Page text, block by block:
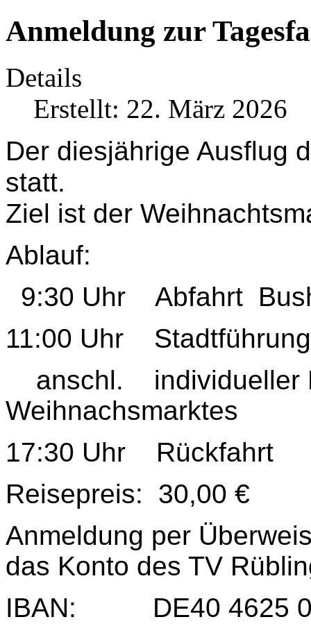
Anmeldung zur
Details
Erstellt: 22. März 2026
Der diesjährige Ausflug
statt.
Ziel ist der
Ablauf:
9:30 Uhr Abfahrt
11:00 Uhr
anschl. individueller
Weihnachsmarktes
17:30 Uhr Rückfahrt
Reisepreis: 30,00 €
Anmeldung per
das Konto des TV
IBAN: DE40 4625